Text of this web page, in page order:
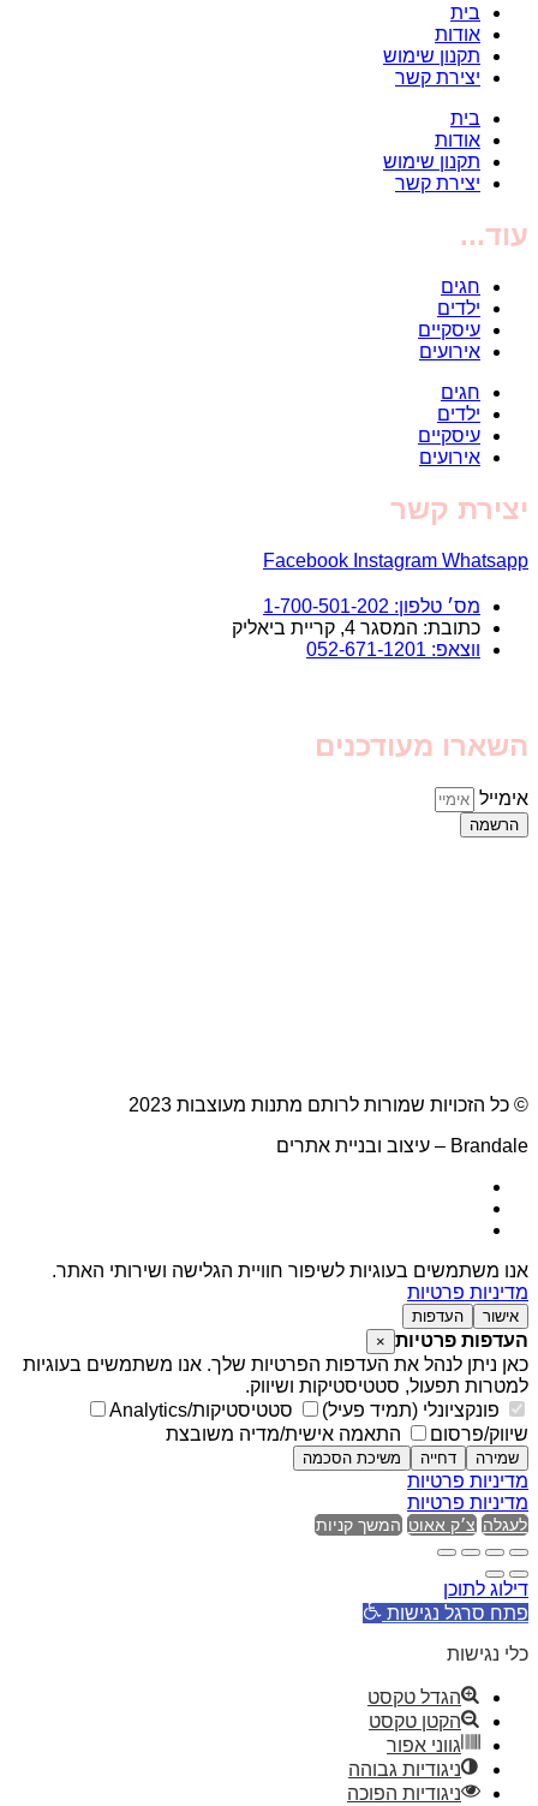
בית
אודות
תקנון שימוש
יצירת קשר
בית
אודות
תקנון שימוש
יצירת קשר
עוד...
חגים
ילדים
עיסקיים
אירועים
חגים
ילדים
עיסקיים
אירועים
יצירת קשר
Facebook Instagram Whatsapp
מס׳ טלפון: 1-700-501-202
כתובת: המסגר 4, קריית ביאליק
ווצאפ: 052-671-1201
השארו מעודכנים
אימייל
הרשמה
© כל הזכויות שמורות לרותם מתנות מעוצבות 2023
Brandale – עיצוב ובניית אתרים
אנו משתמשים בעוגיות לשיפור חוויית הגלישה ושירותי האתר.
מדיניות פרטיות
אישור העדפות
העדפות פרטיות ×
כאן ניתן לנהל את העדפות הפרטיות שלך. אנו משתמשים בעוגיות
למטרות תפעול, סטטיסטיקות ושיווק.
פונקציונלי (תמיד פעיל)
סטטיסטיקות/Analytics
שיווק/פרסום
התאמה אישית/מדיה משובצת
שמירה דחייה משיכת הסכמה
מדיניות פרטיות
מדיניות פרטיות
לעגלה צ׳ק אאוט המשך קניות
דילוג לתוכן
פתח סרגל נגישות
כלי נגישות
הגדל טקסט
הקטן טקסט
גווני אפור
ניגודיות גבוהה
ניגודיות הפוכה